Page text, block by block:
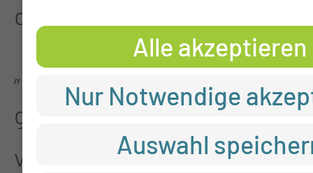
dankbar und stolz:
„Es war ein rundum
gelungener Tag – mit so
viel Engagement,
Alle akzeptieren
Nur Notwendige
Auswahl